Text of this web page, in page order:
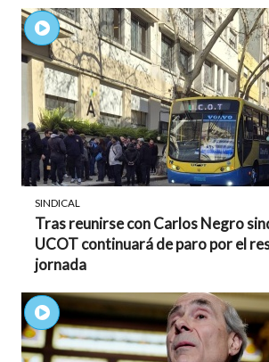
SINDICAL
Tras reunirse con Carlos Negro
UCOT continuará de paro por el
jornada